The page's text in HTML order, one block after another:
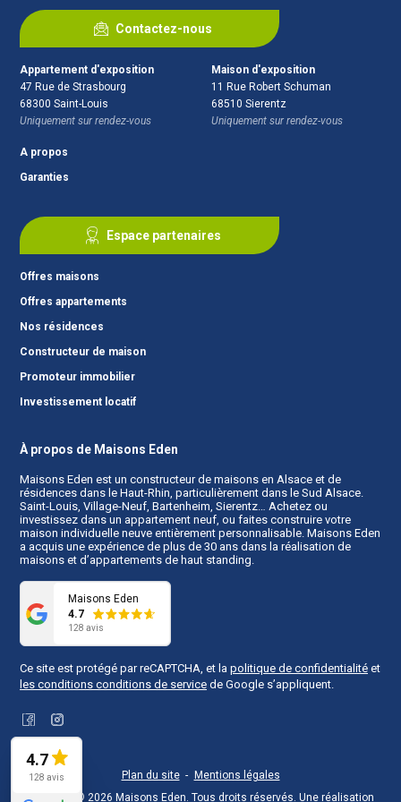
Contactez-nous
Appartement d'exposition
47 Rue de Strasbourg
68300 Saint-Louis
Uniquement sur rendez-vous
Maison d'exposition
11 Rue Robert Schuman
68510 Sierentz
Uniquement sur rendez-vous
A propos
Garanties
Espace partenaires
Offres maisons
Offres appartements
Nos résidences
Constructeur de maison
Promoteur immobilier
Investissement locatif
À propos de Maisons Eden
Maisons Eden est un constructeur de maisons en Alsace et de
résidences dans le Haut-Rhin, particulièrement dans le Sud Alsace.
Saint-Louis, Village-Neuf, Bartenheim, Sierentz… Achetez ou
investissez dans un appartement neuf, ou faites construire votre
maison individuelle neuve entièrement personnalisable. Maisons Eden
a acquis une expérience de plus de 30 ans dans la réalisation de
maisons et d’appartements de haut standing.
Maisons Eden
4.7
128 avis
Ce site est protégé par reCAPTCHA, et la politique de confidentialité et
les conditions conditions de service de Google s’appliquent.
FacebookInstagram
Plan du site
Mentions légales
Copyright © 2026 Maisons Eden. Tous droits réservés. Une réalisation
4.7
128 avis